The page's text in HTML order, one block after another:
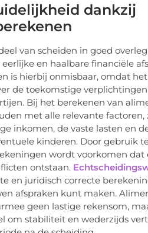
dankzij
van scheiden in goed
en haalbare financiële
is hierbij onmisbaar, omdat
de toekomstige
Bij het berekenen van
met alle relevante factoren,
inkomen, de vaste lasten en
kinderen. Door gebruik
wordt voorkomen dat
ontstaan.
en juridisch correcte
afspraken kunt maken.
geen lastige rekensom,
om stabiliteit en wederzijds